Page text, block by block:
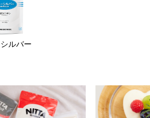
ルバー